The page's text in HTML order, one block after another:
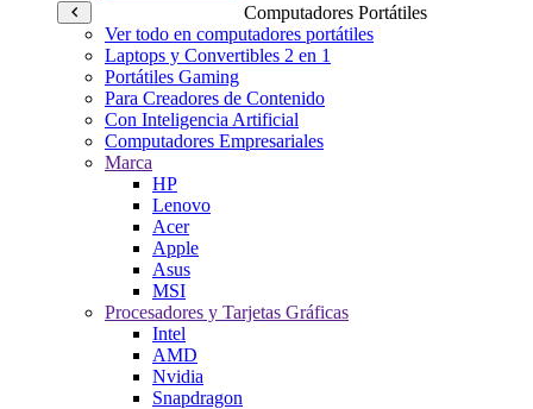
Computadores Portátiles
Ver todo en computadores portátiles
Laptops y Convertibles 2 en 1
Portátiles Gaming
Para Creadores de Contenido
Con Inteligencia Artificial
Computadores Empresariales
Marca
HP
Lenovo
Acer
Apple
Asus
MSI
Procesadores y Tarjetas Gráficas
Intel
AMD
Nvidia
Snapdragon